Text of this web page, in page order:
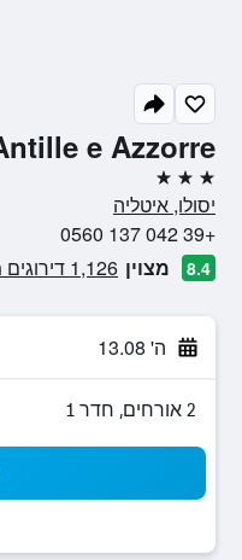
e Azzorre
3 כוכבים
יסולו, איטליה
+39 042 137 0560
8.4 מצוין 1,126 דירוגים מאומתים
ה' 13.08
2 אורחים, חדר 1